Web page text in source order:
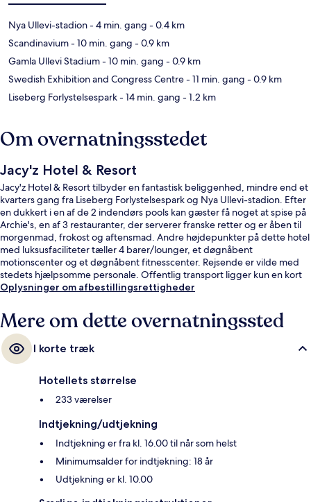
Nya Ullevi-stadion- 4 min. gang - 0.4 km
Scandinavium- 10 min. gang - 0.9 km
Gamla Ullevi Stadium- 10 min. gang - 0.9 km
Swedish Exhibition and Congress Centre- 11 min. gang - 0.9 km
Liseberg Forlystelsespark- 14 min. gang - 1.2 km
Om overnatningsstedet
Jacy'z Hotel & Resort
Jacy'z Hotel & Resort tilbyder en fantastisk beliggenhed, mindre end et
kvarters gang fra Liseberg Forlystelsespark og Nya Ullevi-stadion. Efter
en dukkert i en af de 2 indendørs pools kan gæster få noget at spise på
Archie's, en af 3 restauranter, der serverer franske retter og er åben til
morgenmad, frokost og aftensmad. Andre højdepunkter på dette hotel
med luksusfaciliteter tæller 4 barer/lounger, et døgnåbent
motionscenter og et døgnåbent fitnesscenter. Rejsende er vilde med
stedets hjælpsomme personale. Offentlig transport ligger kun en kort
gåtur væk: Ullevi Södra Sporvognsstation ligger 8 minutter væk og
Oplysninger om afbestillingsrettigheder
Mere om dette overnatningssted
I korte træk
Hotellets størrelse
233 værelser
Indtjekning/udtjekning
Indtjekning er fra kl. 16.00 til når som helst
Minimumsalder for indtjekning: 18 år
Udtjekning er kl. 10.00